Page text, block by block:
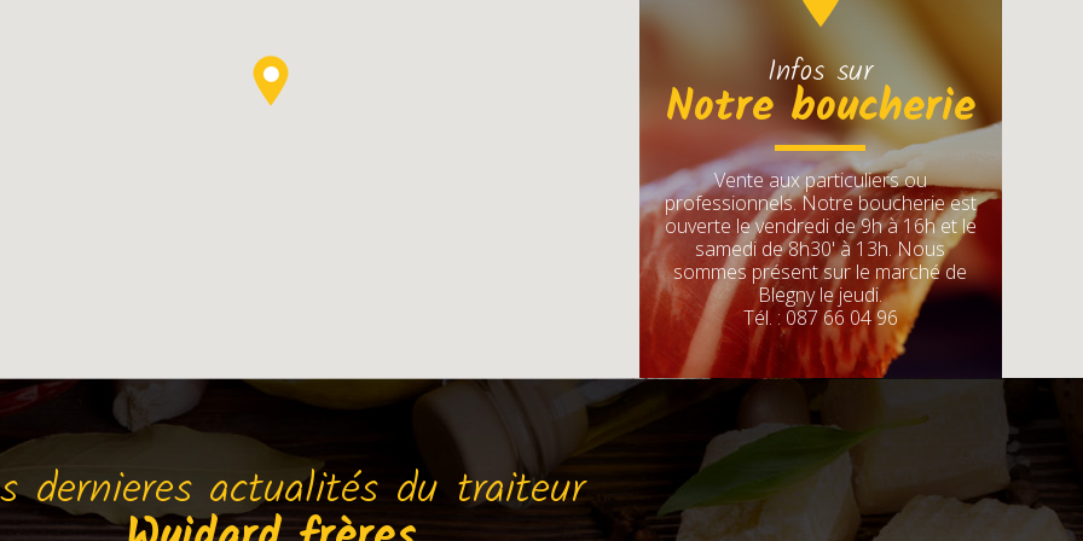
Infos sur
Notre boucherie
Vente aux particuliers ou
professionnels. Notre boucherie est
ouverte le vendredi de 9h à 16h et le
samedi de 8h30' à 13h. Nous
sommes présent sur le marché de
Blegny le jeudi.
Tél. : 087 66 04 96
dernieres actualités du traiteur